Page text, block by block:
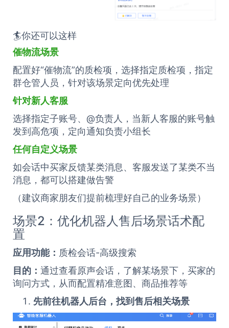
🏄你还可以这样
催物流场景
配置好“催物流”的质检项，选择指定质检项，指定
群仓管人员，针对该场景定向优先处理
针对新人客服
选择指定子账号、@负责人，当新人客服的账号触
发到高危项，定向通知负责小组长
任何自定义场景
如会话中买家反馈某类消息、客服发送了某类不当
消息，都可以搭建做告警
（建议商家朋友们提前梳理好自己的业务场景）
场景2：优化机器人售后场景话术配
置
应用功能： 质检会话-高级搜索
目的： 通过查看原声会话，了解某场景下，买家的
询问方式，从而配置精准意图、商品推荐等
先前往机器人后台，找到售后相关场景